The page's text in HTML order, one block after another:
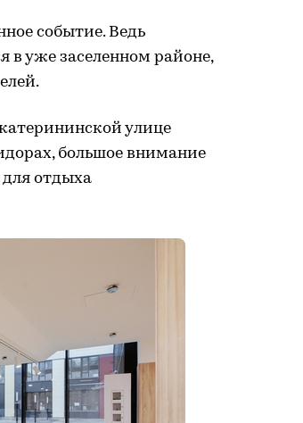
событие. Ведь
в уже заселенном районе,
улице
большое внимание
отдыха